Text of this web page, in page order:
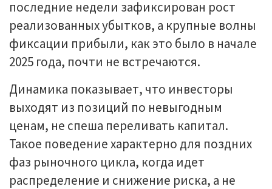
последние недели зафиксирован рост
реализованных убытков, а крупные волны
фиксации прибыли, как это было в начале
2025 года, почти не встречаются.
Динамика показывает, что инвесторы
выходят из позиций по невыгодным
ценам, не спеша переливать капитал.
Такое поведение характерно для поздних
фаз рыночного цикла, когда идет
распределение и снижение риска, а не